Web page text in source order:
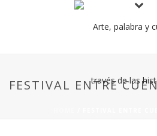
FESTIVAL ENTRE